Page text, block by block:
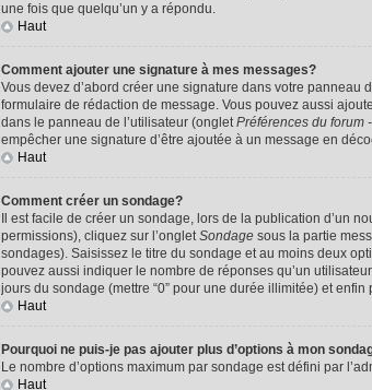
une fois que quelqu’un y a répondu.
Haut
Comment ajouter une signature à mes messages?
Vous devez d’abord créer une signature dans votre panneau
formulaire de rédaction de message. Vous pouvez aussi
dans le panneau de l’utilisateur (ongletPréférences du forum
empêcher une signature d’être ajoutée à un message en
Haut
Comment créer un sondage?
Il est facile de créer un sondage, lors de la publication d’un
permissions), cliquez sur l’ongletSondage sous la partie
sondages). Saisissez le titre du sondage et au moins deux
pouvez aussi indiquer le nombre de réponses qu’un
jours du sondage (mettre “0” pour une durée illimitée) et
Haut
Pourquoi ne puis-je pas ajouter plus d’options à mon
Le nombre d’options maximum par sondage est défini par
Haut